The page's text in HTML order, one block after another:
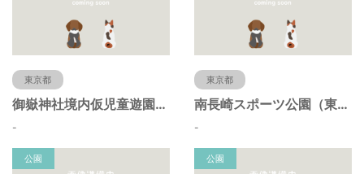
東京都
御嶽神社境内仮児童遊園（東京都豊島区）
-
東京都
南長崎スポーツ公園（東京都豊島区）
-
公園 公園